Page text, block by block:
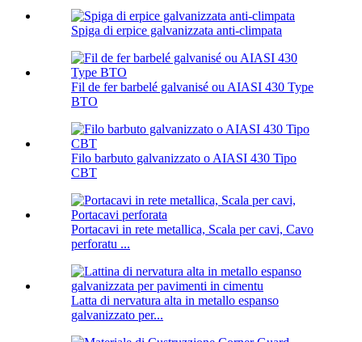
Spiga di erpice galvanizzata anti-climpata
Fil de fer barbelé galvanisé ou AIASI 430 Type
BTO
Filo barbuto galvanizzato o AIASI 430 Tipo
CBT
Portacavi in ​​rete metallica, Scala per cavi, Cavo
perforatu ...
Latta di nervatura alta in metallo espanso
galvanizzato per...